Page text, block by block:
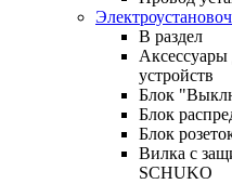
В раздел
Аксессуары
устройств
Блок
Блок
Блок
Вилка с
SCHUKO